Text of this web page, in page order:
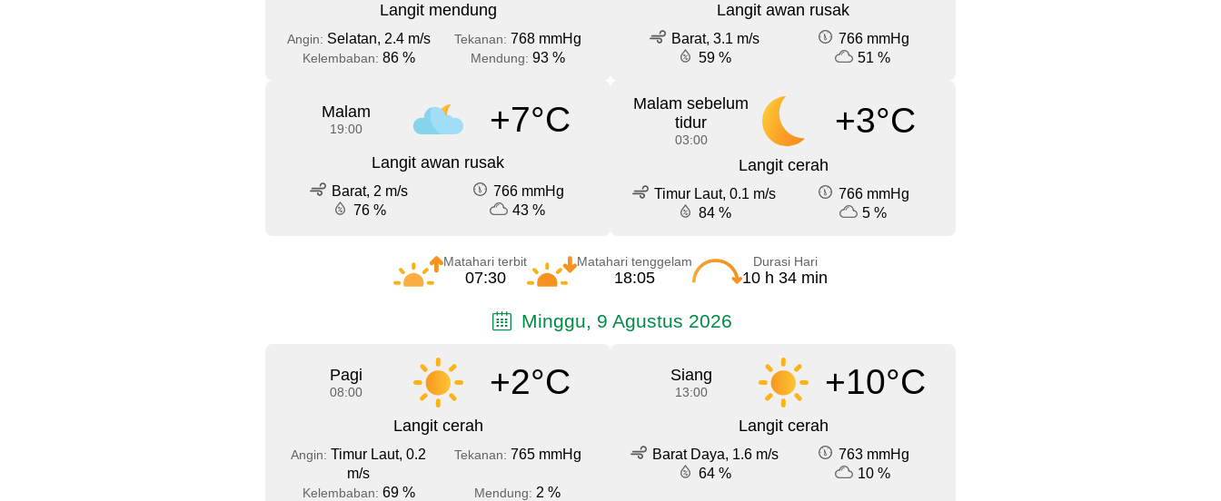
Langit mendung
Angin: Selatan, 2.4 m/s Tekanan: 768 mmHg
Kelembaban: 86 % Mendung: 93 %
Langit awan rusak
Barat, 3.1 m/s
766 mmHg
59 %
51 %
Malam
19:00 +7°C
Langit awan rusak
Barat, 2 m/s
766 mmHg
76 %
43 %
Malam sebelum
tidur
03:00 +3°C
Langit cerah
Timur Laut, 0.1 m/s
766 mmHg
84 %
5 %
Matahari terbit
07:30
Matahari tenggelam
18:05
Durasi Hari
10 h 34 min
Minggu, 9 Agustus 2026
Pagi
08:00 +2°C
Langit cerah
Angin: Timur Laut, 0.2
m/s
Tekanan: 765 mmHg
Kelembaban: 69 % Mendung: 2 %
Siang
13:00 +10°C
Langit cerah
Barat Daya, 1.6 m/s
763 mmHg
64 %
10 %